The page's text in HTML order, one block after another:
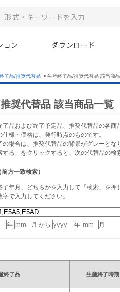
ョン ダウンロード
了品/推奨代替品 >生産終了品/推奨代替品 該当商
奨代替品 該当商品一覧
品および終了予定品、推奨代替品の各商
様・価格は、発行時点のものです。
場合は、推奨代替品の背景がグレーとな
する」をクリックすると、次の代替品の検
方一致検索）
了年月、どちらかを入力して「検索」を押
で入力してください。
年 月 から 年 月
終了品 生産終了時期